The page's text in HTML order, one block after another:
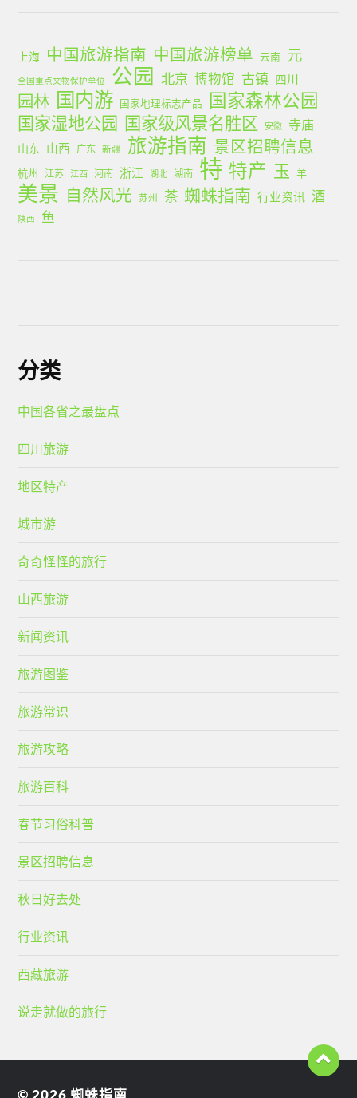
上海 中国旅游指南 中国旅游榜单 云南 元
全国重点文物保护单位 公园 北京 博物馆 古镇 四川
园林 国内游 国家地理标志产品 国家森林公园
国家湿地公园 国家级风景名胜区 安徽 寺庙
山东 山西 广东 新疆 旅游指南 景区招聘信息
杭州 江苏 江西 河南 浙江 湖北 湖南 特 特产 玉 羊
美景 自然风光 苏州 茶 蜘蛛指南 行业资讯 酒
陕西 鱼
分类
中国各省之最盘点
四川旅游
地区特产
城市游
奇奇怪怪的旅行
山西旅游
新闻资讯
旅游图鉴
旅游常识
旅游攻略
旅游百科
春节习俗科普
景区招聘信息
秋日好去处
行业资讯
西藏旅游
说走就做的旅行